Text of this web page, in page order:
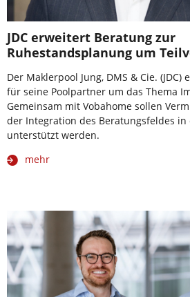
JDC erweitert Beratung zur
Ruhestandsplanung um
Der Maklerpool Jung, DMS & Cie.
für seine Poolpartner um das Thema
Gemeinsam mit Vobahome sollen
der Integration des Beratungsfeldes
unterstützt werden.
mehr